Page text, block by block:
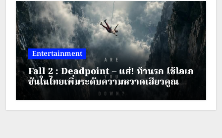
Entertainment
Fall 2 : Deadpoint – แส่! ท้านรก ใช้โลเก
ชันในไทยเพิ่มระดับความหวาดเสียวคูณ
สอง